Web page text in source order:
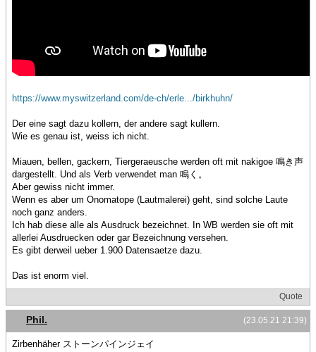
https://www.myswitzerland.com/de-ch/erle.../birkhuhn/
Der eine sagt dazu kollern, der andere sagt kullern.
Wie es genau ist, weiss ich nicht.
Miauen, bellen, gackern, Tiergeraeusche werden oft mit nakigoe 鳴き声
dargestellt. Und als Verb verwendet man 鳴く。
Aber gewiss nicht immer.
Wenn es aber um Onomatope (Lautmalerei) geht, sind solche Laute
noch ganz anders.
Ich hab diese alle als Ausdruck bezeichnet. In WB werden sie oft mit
allerlei Ausdruecken oder gar Bezeichnung versehen.
Es gibt derweil ueber 1.900 Datensaetze dazu.
Das ist enorm viel.
Quote
(23.05.21 21:39)
Phil.
Zirbenhäher ストーンパインジェイ